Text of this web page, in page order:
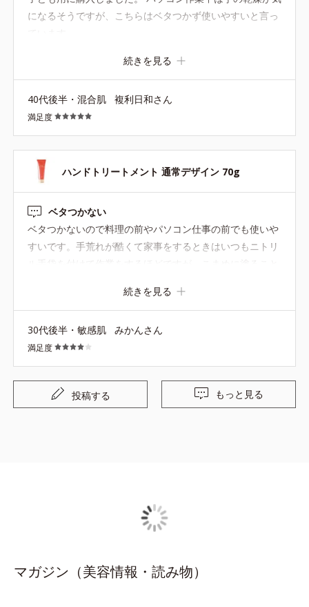
になるそうですが、こちらはベタつかず使いやすいと言っ
続きを見る
40代後半・混合肌 複利日和さん
満足度
ハンドトリートメント 通常デザイン 70g
ベタつかない
ベタつかないので料理の前やパソコン仕事の前でも使いや
すいです。手荒れが酷くて家事をするときはいつもニトリ
ン、職場のデスクに置き、こまめに塗っています。 ピンク
のデザインはバッグの中で見つけやすいのが嬉しいです
が、職場に置くには目立つので、落ち着いた色味のデザイ
ンもまた発売して欲しいです！
続きを見る
30代後半・敏感肌 みかんさん
満足度
投稿する もっと見る
マガジン（美容情報・読み物）